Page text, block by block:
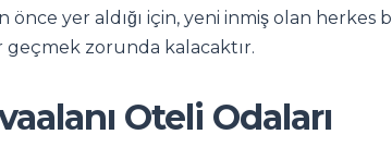
yer aldığı için, yeni inmiş olan herkes
geçmek zorunda kalacaktır.
Oteli Odaları